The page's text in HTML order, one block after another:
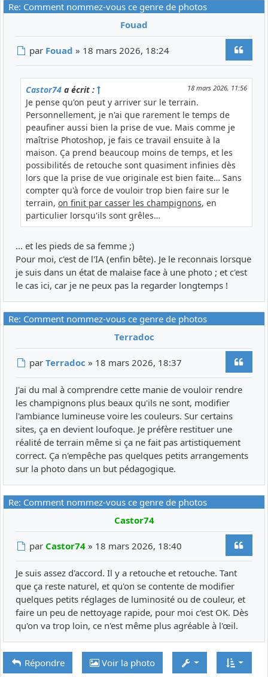
Re: Comment nommez-vous ce genre de photos
Fouad
Message
par Fouad » 18 mars 2026, 18:24
18 mars 2026, 11:56
Castor74 a écrit :
Je pense qu'on peut y arriver sur le terrain.
Personnellement, je n'ai que rarement le temps de
peaufiner aussi bien la prise de vue. Mais comme je
maîtrise Photoshop, je fais ce travail ensuite à la
maison. Ça prend beaucoup moins de temps, et les
possibilités de retouche sont quasiment infinies dès
lors que la prise de vue originale est bien faite… Sans
compter qu'à force de vouloir trop bien faire sur le
terrain, on finit par casser les champignons, en
particulier lorsqu'ils sont grêles…
... et les pieds de sa femme ;)
Pour moi, c'est de l'IA (enfin bête). Je le reconnais lorsque
je suis dans un état de malaise face à une photo ; et c'est
le cas ici, car je ne peux pas la regarder longtemps !
Re: Comment nommez-vous ce genre de photos
Terradoc
Message
parTerradoc » 18 mars 2026, 18:37
J'ai du mal à comprendre cette manie de vouloir rendre
les champignons plus beaux qu'ils ne sont, modifier
l'ambiance lumineuse voire les couleurs. Sur certains
sites, ça en devient loufoque. Je préfère restituer une
réalité de terrain même si ça ne fait pas artistiquement
correct. Ça n'empêche pas quelques petits arrangements
sur la photo dans un but pédagogique.
Re: Comment nommez-vous ce genre de photos
Castor74
Message
par Castor74 » 18 mars 2026, 18:40
Je suis assez d'accord. Il y a retouche et retouche. Tant
que ça reste naturel, et qu'on se contente de modifier
quelques petits réglages de luminosité ou de couleur, et
faire un peu de nettoyage rapide, pour moi c'est OK. Dès
qu'on va trop loin, ce n'est même plus agréable à l'œil.
Répondre Voir la photo